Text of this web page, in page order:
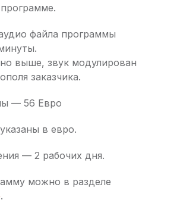
файла программы
выше, звук модулирован
заказчика.
— 56 Евро
в евро.
— 2 рабочих дня.
можно в разделе
.